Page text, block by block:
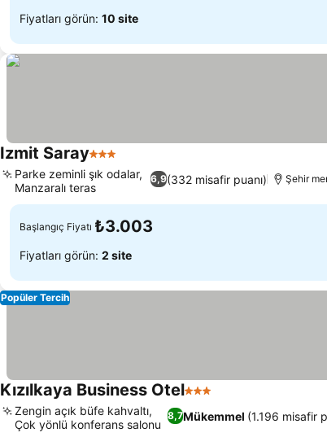
Fiyatları görün: 10 site
Izmit Saray3 Yıldız
6,9(332 misafir puanı)
Parke zeminli şık odalar,
Manzaralı teras
Şehir
Başlangıç Fiyatı ₺3.003
Fiyatları görün: 2 site
Popüler Tercih
Kızılkaya Business Otel3 Yıldız
8,7Mükemmel (1.196 misafir
Zengin açık büfe kahvaltı,
Çok yönlü konferans salonu